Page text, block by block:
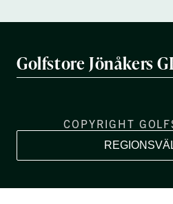
Golfstore Jönåkers
COPYRIGHT